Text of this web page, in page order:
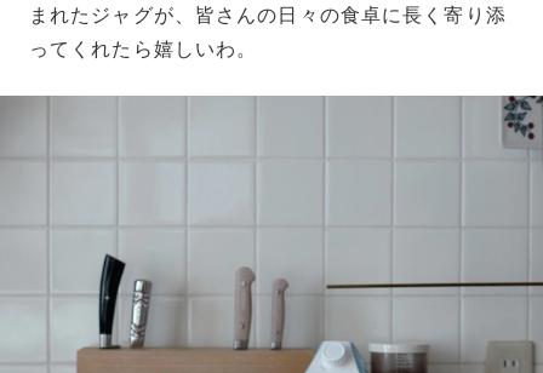
まれたジャグが、皆さんの日々の食卓に長く寄り添
ってくれたら嬉しいわ。